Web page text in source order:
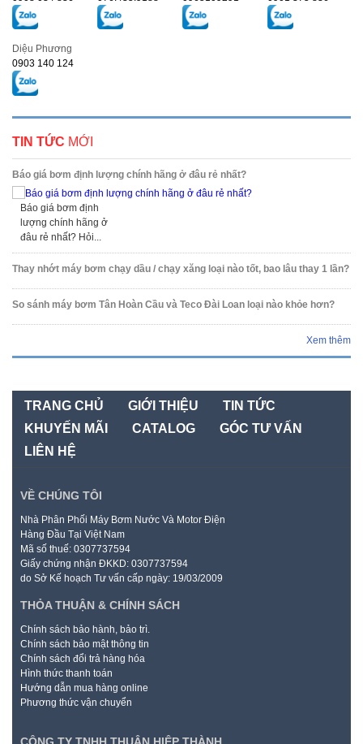
Diệu Phương
0903 140 124
TIN TỨC MỚI
Báo giá bơm định lượng chính hãng ở đâu rẻ nhất?
Báo giá bơm định
lượng chính hãng ở
đâu rẻ nhất? Hỏi...
Thay nhớt máy bơm chạy dầu / chạy xăng loại nào tốt, bao lâu thay 1 lần?
So sánh máy bơm Tân Hoàn Cầu và Teco Đài Loan loại nào khỏe hơn?
Xem thêm
TRANG CHỦ GIỚI THIỆU
TIN TỨC
KHUYẾN MÃI
CATALOG
GÓC TƯ VẤN
LIÊN HỆ
VỀ CHÚNG TÔI
Nhà Phân Phối Máy Bơm Nước Và Motor Điện
Hàng Đầu Tại Việt Nam
Mã số thuế: 0307737594
Giấy chứng nhận ĐKKD: 0307737594
do Sở Kế hoạch Tư vấn cấp ngày: 19/03/2009
THỎA THUẬN & CHÍNH SÁCH
Chính sách bảo hành, bảo trì.
Chính sách bảo mật thông tin
Chính sách đổi trả hàng hóa
Hình thức thanh toán
Hướng dẫn mua hàng online
Phương thức vận chuyển
CÔNG TY TNHH THUẬN HIỆP THÀNH